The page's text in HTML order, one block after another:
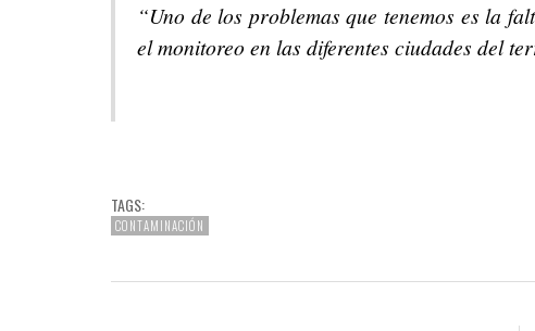
“Uno de los problemas que tenemos es la
el monitoreo en las diferentes ciudades del
TAGS:
CONTAMINACIÓN